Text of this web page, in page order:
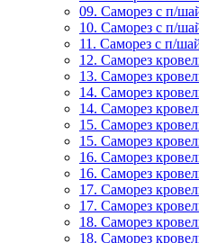
09. Саморез с п/
10. Саморез с п/
11. Саморез с п/
12. Саморез
13. Саморез
14. Саморез
14. Саморез
15. Саморез
15. Саморез
16. Саморез
16. Саморез
17. Саморез
17. Саморез
18. Саморез
18. Саморез